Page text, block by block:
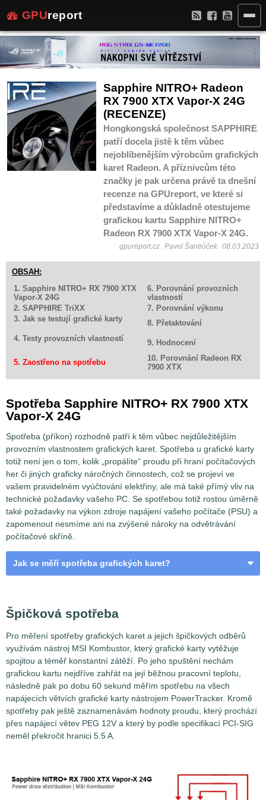
GPUreport
Sapphire NITRO+ Radeon
RX 7900 XTX Vapor-X 24G
(RECENZE)
Hongkongská společnost SAPPHIRE
patří docela jistě k těm vůbec
nejoblíbenějším výrobcům grafických
karet Radeon. A příznivcům této
značky je pak určena právě ta dnešní
recenze na GPUreport, ve které si
představíme a důkladně otestujeme
grafickou kartu Sapphire NITRO+
Radeon RX 7900 XTX Vapor-X 24G.
gpureport.cz Pavel Šantrůček 08.03.2023
OBSAH:
1. Sapphire NITRO+ RX 7900 XTX
Vapor-X 24G
6. Porovnání provozních
vlastností
2. SAPPHIRE TriXX
7. Porovnání výkonu
3. Jak se testují grafické karty
8. Přetaktování
4. Testy provozních vlastností
9. Hodnocení
5. Zaostřeno na spotřebu
10. Porovnání Radeon RX
7900 XTX
Spotřeba Sapphire NITRO+ RX 7900 XTX
Vapor-X 24G
Spotřeba (příkon) rozhodně patří k těm vůbec nejdůležitějším
provozním vlastnostem grafických karet. Spotřeba u grafické karty
totiž není jen o tom, kolik „propálíte“ proudu při hraní počítačových
her či jiných graficky náročných činnostech, což se projeví ve
vašem pravidelném vyúčtování elektřiny, ale má také přímý vliv na
technické požadavky vašeho PC. Se spotřebou totiž rostou úměrně
také požadavky na výkon zdroje napájení vašeho počítače (PSU) a
zapomenout nesmíme ani na zvýšené nároky na odvětrávání
počítačové skříně.
Jak se měří spotřeba grafických karet?
záležitostí, jak by se na první pohled mohlo zdát. Problém
spočívá v tom, že grafické karty nejsou napájeny jen z
Špičková spotřeba
Pro měření spotřeby grafických karet a jejich špičkových odběrů
využívám nástroj MSI Kombustor, který grafické karty vytěžuje
spojitou a téměř konstantní zátěží. Po jeho spuštění nechám
grafickou kartu nejdříve zahřát na její běžnou pracovní teplotu,
následně pak po dobu 60 sekund měřím spotřebu na všech
napájecích větvích grafické karty nástrojem PowerTracker. Kromě
spotřeby pak ještě zaznamenávám hodnoty proudu, který prochází
přes napájecí větev PEG 12V a který by podle specifikací PCI-SIG
neměl překročit hranici 5.5 A.